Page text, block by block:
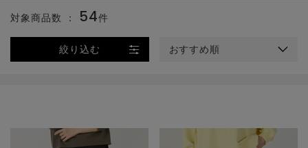
絞り込む おすすめ順
対象商品数 ： 54件